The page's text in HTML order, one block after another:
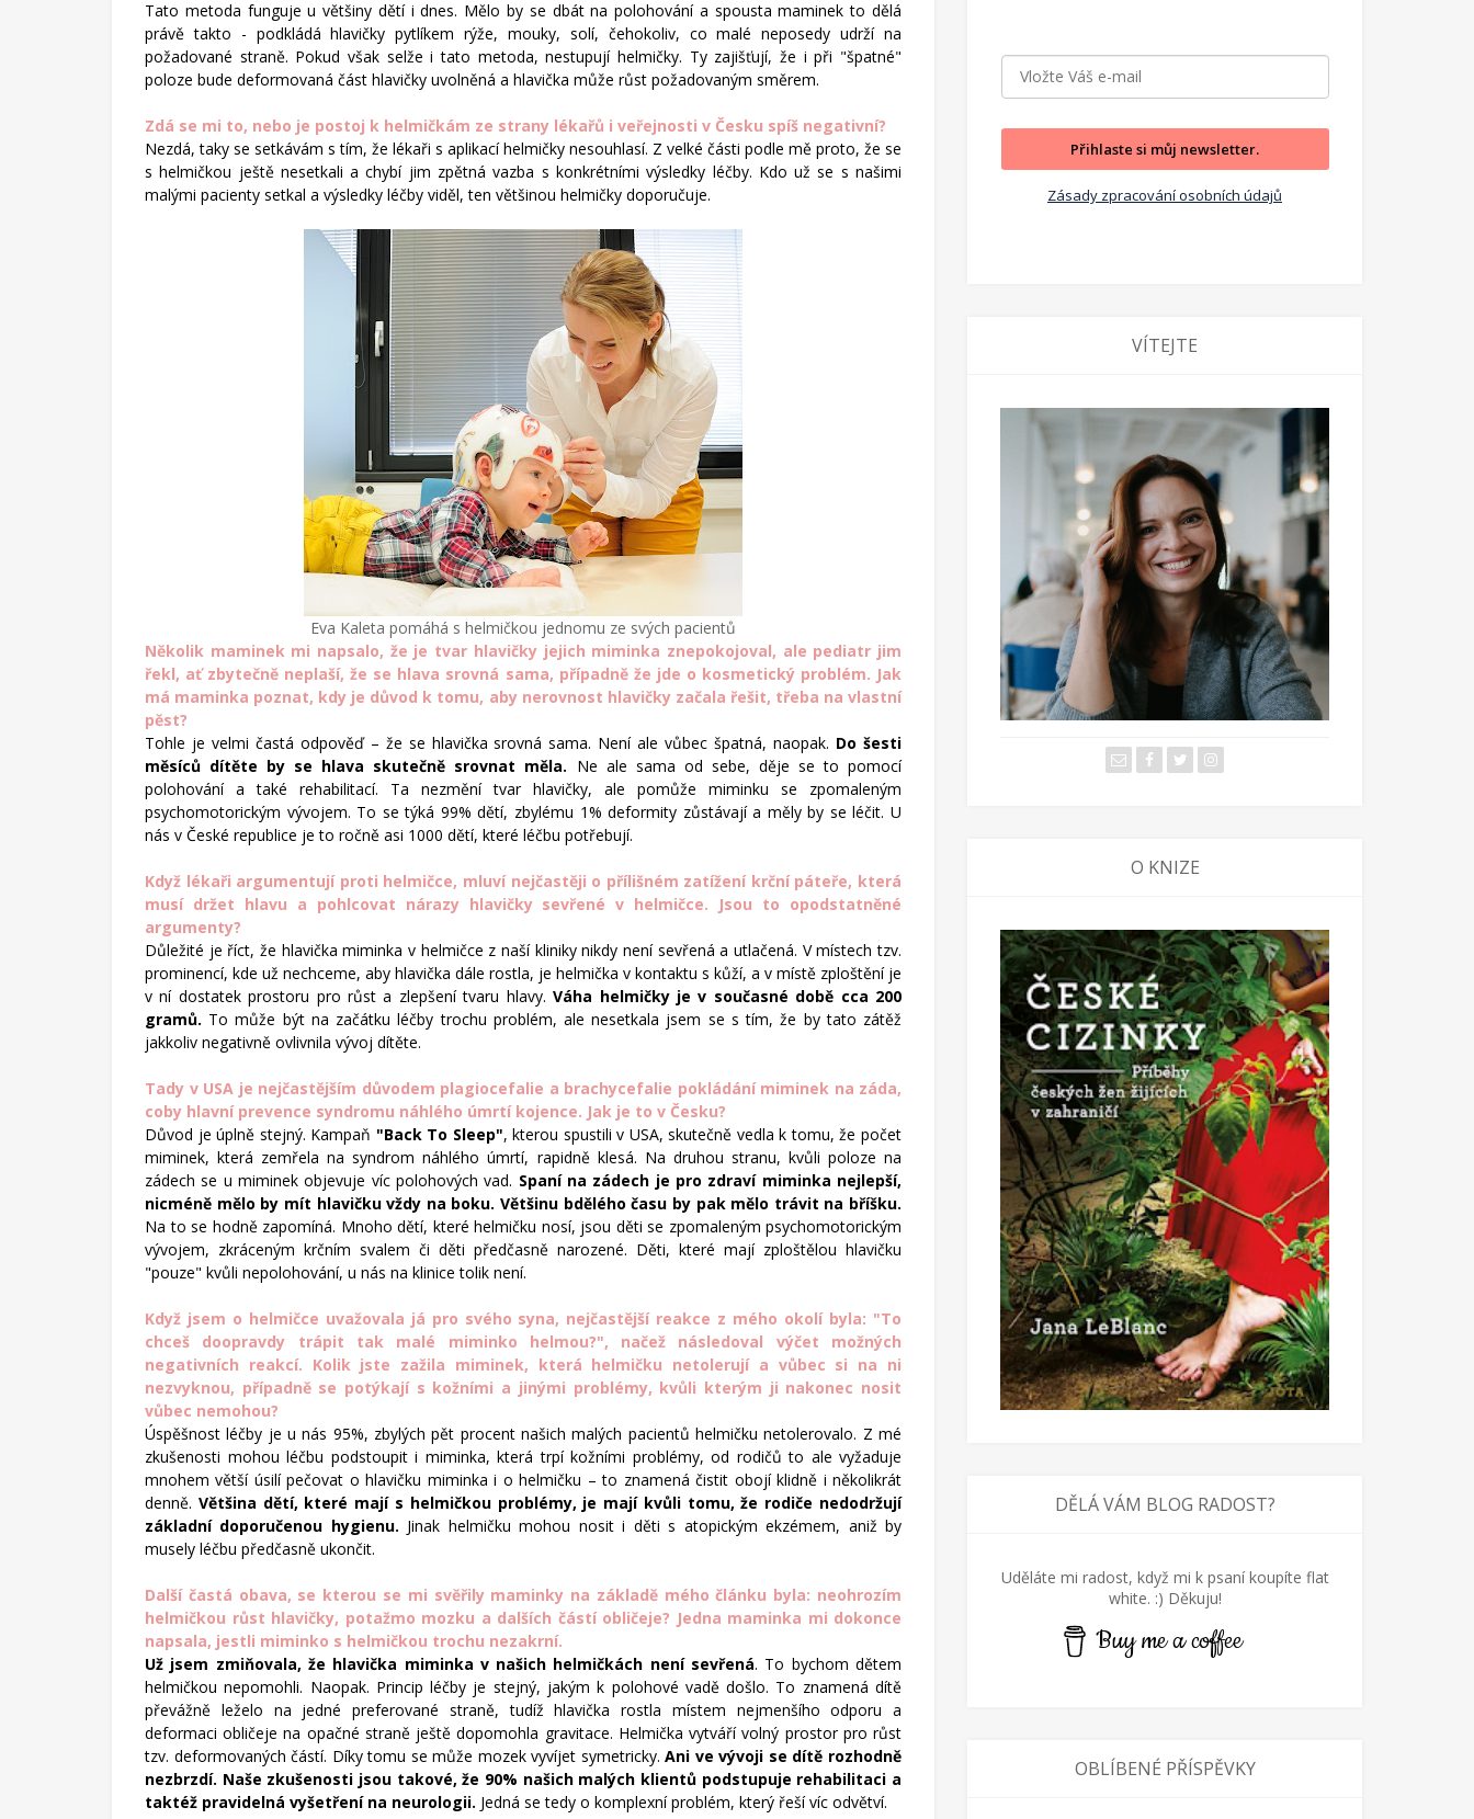
radostech
všednodenního
života.
Tato metoda funguje u většiny dětí i dnes. Mělo by se dbát na polohování a spousta maminek to dělá
právě takto - podkládá hlavičky pytlíkem rýže, mouky, solí, čehokoliv, co malé neposedy udrží na
požadované straně. Pokud však selže i tato metoda, nestupují helmičky. Ty zajišťují, že i při "špatné"
poloze bude deformovaná část hlavičky uvolněná a hlavička může růst požadovaným směrem.
Zdá se mi to, nebo je postoj k helmičkám ze strany lékařů i veřejnosti v Česku spíš negativní?
Nezdá, taky se setkávám s tím, že lékaři s aplikací helmičky nesouhlasí. Z velké části podle mě proto, že se
s helmičkou ještě nesetkali a chybí jim zpětná vazba s konkrétními výsledky léčby. Kdo už se s našimi
malými pacienty setkal a výsledky léčby viděl, ten většinou helmičky doporučuje.
Eva Kaleta pomáhá s helmičkou jednomu ze svých pacientů
Několik maminek mi napsalo, že je tvar hlavičky jejich miminka znepokojoval, ale pediatr jim
řekl, ať zbytečně neplaší, že se hlava srovná sama, případně že jde o kosmetický problém. Jak
má maminka poznat, kdy je důvod k tomu, aby nerovnost hlavičky začala řešit, třeba na vlastní
pěst?
Tohle je velmi častá odpověď – že se hlavička srovná sama. Není ale vůbec špatná, naopak. Do šesti
měsíců dítěte by se hlava skutečně srovnat měla. Ne ale sama od sebe, děje se to pomocí
polohování a také rehabilitací. Ta nezmění tvar hlavičky, ale pomůže miminku se zpomaleným
psychomotorickým vývojem. To se týká 99% dětí, zbylému 1% deformity zůstávají a měly by se léčit. U
nás v České republice je to ročně asi 1000 dětí, které léčbu potřebují.
Když lékaři argumentují proti helmičce, mluví nejčastěji o přílišném zatížení krční páteře, která
musí držet hlavu a pohlcovat nárazy hlavičky sevřené v helmičce. Jsou to opodstatněné
argumenty?
Důležité je říct, že hlavička miminka v helmičce z naší klinikynikdy není sevřená a utlačená. V místech tzv.
prominencí, kde už nechceme, aby hlavička dále rostla, je helmička v kontaktu s kůží, a v místě zploštění je
v ní dostatek prostoru pro růst a zlepšení tvaru hlavy.Váha helmičky je v současné době cca 200
gramů. To může být na začátku léčby trochu problém, ale nesetkala jsem se s tím, že by tato zátěž
jakkoliv negativně ovlivnila vývoj dítěte.
Tady v USA je nejčastějším důvodem plagiocefalie a brachycefalie pokládání miminek na záda,
coby hlavní prevence syndromu náhlého úmrtí kojence. Jak je to v Česku?
Důvod je úplně stejný. Kampaň "Back To Sleep", kterou spustili v USA, skutečně vedla k tomu, že počet
miminek, která zemřela na syndrom náhlého úmrtí, rapidně klesá. Na druhou stranu, kvůli poloze na
zádech se u miminek objevuje víc polohových vad. Spaní na zádech je pro zdraví miminka nejlepší,
nicméně mělo by mít hlavičku vždy na boku. Většinu bdělého času by pak mělo trávit na bříšku.
Na to se hodně zapomíná. Mnoho dětí, které helmičku nosí, jsou děti se zpomaleným psychomotorickým
vývojem, zkráceným krčním svalem či děti předčasně narozené. Děti, které mají zploštělou hlavičku
"pouze" kvůli nepolohování, u nás na klinice tolik není.
Když jsem o helmičce uvažovala já pro svého syna, nejčastější reakce z mého okolí byla: "To
chceš doopravdy trápit tak malé miminko helmou?", načež následoval výčet možných
negativních reakcí. Kolik jste zažila miminek, která helmičku netolerují a vůbec si na ni
nezvyknou, případně se potýkají s kožními a jinými problémy, kvůli kterým ji nakonec nosit
vůbec nemohou?
Úspěšnost léčby je u nás 95%, zbylých pět procent našich malých pacientů helmičku netolerovalo. Z mé
zkušenosti mohou léčbu podstoupit i miminka, která trpí kožními problémy, od rodičů to ale vyžaduje
mnohem větší úsilí pečovat o hlavičku miminka i o helmičku – to znamená čistit obojí klidně i několikrát
denně. Většina dětí, které mají s helmičkou problémy, je mají kvůli tomu, že rodiče nedodržují
základní doporučenou hygienu. Jinak helmičku mohou nosit i děti s atopickým ekzémem, aniž by
musely léčbu předčasně ukončit.
Další častá obava, se kterou se mi svěřily maminky na základě mého článku byla: neohrozím
helmičkou růst hlavičky, potažmo mozku a dalších částí obličeje? Jedna maminka mi dokonce
napsala, jestli miminko s helmičkou trochu nezakrní.
Už jsem zmiňovala, že hlavička miminka v našich helmičkách není sevřená. To bychom dětem
helmičkou nepomohli. Naopak. Princip léčby je stejný, jakým k polohové vadě došlo. To znamená dítě
převážně leželo na jedné preferované straně, tudíž hlavička rostla místem nejmenšího odporu a
deformaci obličeje na opačné straně ještě dopomohla gravitace. Helmička vytváří volný prostor pro růst
tzv. deformovaných částí. Díky tomu se může mozek vyvíjet symetricky.Ani ve vývoji se dítě rozhodně
nezbrzdí. Naše zkušenosti jsou takové, že 90% našich malých klientů podstupuje rehabilitaci a
taktéž pravidelná vyšetření na neurologii. Jedná se tedy o komplexní problém, který řeší víc odvětví.
Přihlaste si můj newsletter.
Zásady zpracování osobních údajů
VÍTEJTE
O KNIZE
DĚLÁ VÁM BLOG RADOST?
Uděláte mi radost, když mi k psaní koupíte flat
white. :) Děkuju!
Buy me a coffee
OBLÍBENÉ PŘÍSPĚVKY